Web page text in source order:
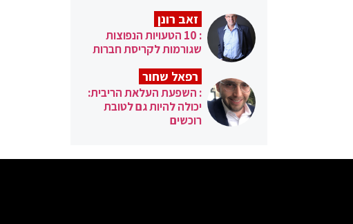
זאב רונן
: 10 הטעויות הנפוצות
שגורמות לקריסת חברות
רפאל שחור
: השפעת העלאת הריבית:
יכולה להיות גם לטובת
רוכשים